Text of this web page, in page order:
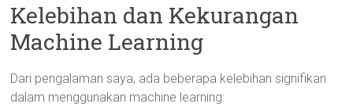
Kelebihan dan Kekurangan
Machine Learning
Dari pengalaman saya, ada beberapa kelebihan signifikan
dalam menggunakan machine learning: